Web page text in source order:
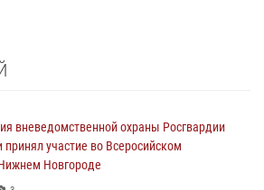
вневедомственной охраны Росгвардии
принял участие во Всеросийском
Новгороде